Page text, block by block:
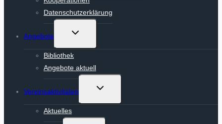
Datenschutzerklärung
Angebote
Untermenü
Bibliothek
Angebote aktuell
Vereinsaktivitäten
Untermenü
Aktuelles